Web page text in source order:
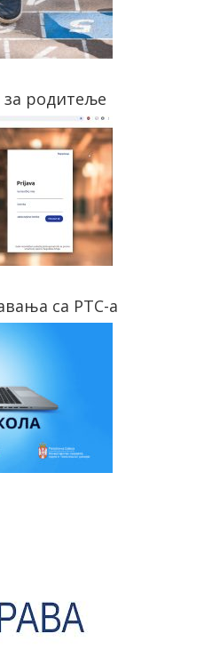
родитеље
са РТС-а